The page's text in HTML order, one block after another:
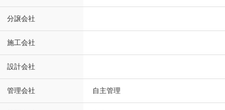
分譲会社
施工会社
設計会社
管理会社 自主管理